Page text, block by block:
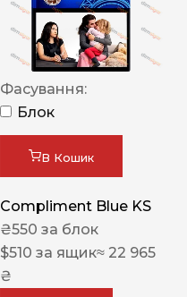
Фасування:
Блок
В Кошик
Compliment Blue KS
₴550 за блок
$510 за ящик≈ 22 965
₴